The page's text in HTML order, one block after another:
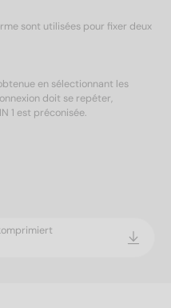
sont utilisées pour fixer deux
en sélectionnant les
doit se repéter,
1 est préconisée.